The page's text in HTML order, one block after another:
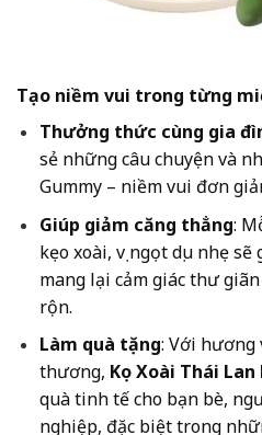
Tạo niềm vui trong từng
Thưởng thức cùng gia
sẻ những câu chuyện và
Gummy – niềm vui đơn
Giúp giảm căng thẳng:
kẹo xoài, vị ngọt dịu nhẹ
mang lại cảm giác thư
rộn.
Làm quà tặng: Với hương
thương, Kẹo Xoài Thái
quà tinh tế cho bạn bè,
nghiệp, đặc biệt trong